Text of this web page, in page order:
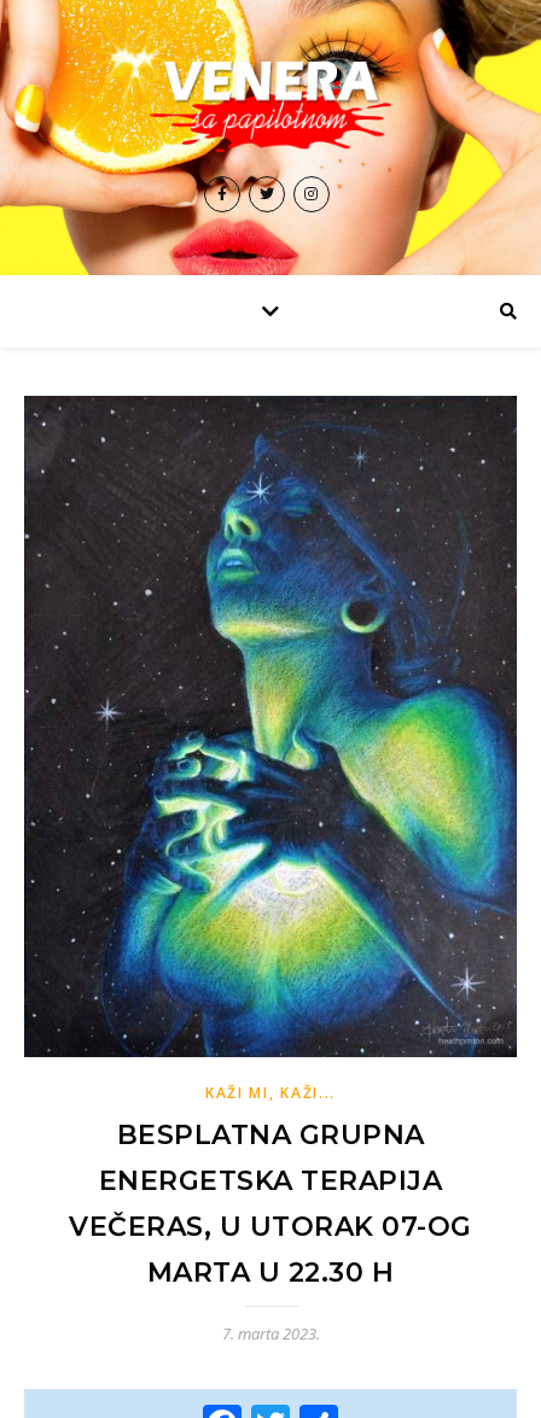
KAŽI MI, KAŽI...
BESPLATNA GRUPNA
ENERGETSKA TERAPIJA
VEČERAS, U UTORAK 07-OG
MARTA U 22.30 H
7. marta 2023.